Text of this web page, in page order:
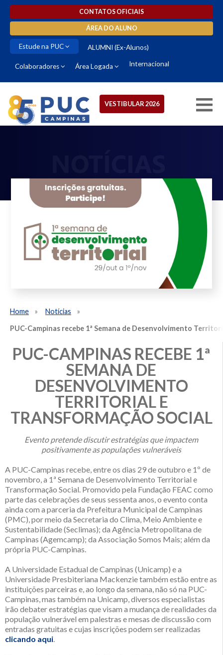
CONTATOS OFICIAIS
ÁREA DO ALUNO
Estude na PUC ALUMNI (Ex-Alunos)
Colaboradores Área Logada Internacional
VESTIBULAR 2026
Home
Notícias
PUC-Campinas recebe 1ª Semana de Desenvolvimento
PUC-CAMPINAS RECEBE 1ª
SEMANA DE
DESENVOLVIMENTO
TERRITORIAL E
TRANSFORMAÇÃO SOCIAL
Evento pretende discutir estratégias que impactem
positivamente as populações vulneráveis
A PUC-Campinas recebe, entre os dias 29 de outubro e 1º de
novembro, a 1ª Semana de Desenvolvimento Territorial e
Transformação Social. Promovido pela Fundação FEAC como
parte das celebrações de seus sessenta anos, o evento conta
ainda com a parceria da Prefeitura Municipal de Campinas
(PMC), por meio da Secretaria do Clima, Meio Ambiente e
Sustentabilidade (Seclimas); da Agência Metropolitana de
Campinas (Agemcamp); da Associação Somos Mais; além da
própria PUC-Campinas.
A Universidade Estadual de Campinas (Unicamp) e a
Universidade Presbiteriana Mackenzie também estão entre as
instituições parceiras e, ao longo da semana, não só na PUC-
Campinas, mas também na Unicamp, diversos especialistas
irão debater estratégias que visam a mudança de realidades da
população vulnerável em palestras e mesas de discussão com
entradas gratuitas e cujas inscrições podem ser realizadas
clicando aqui.